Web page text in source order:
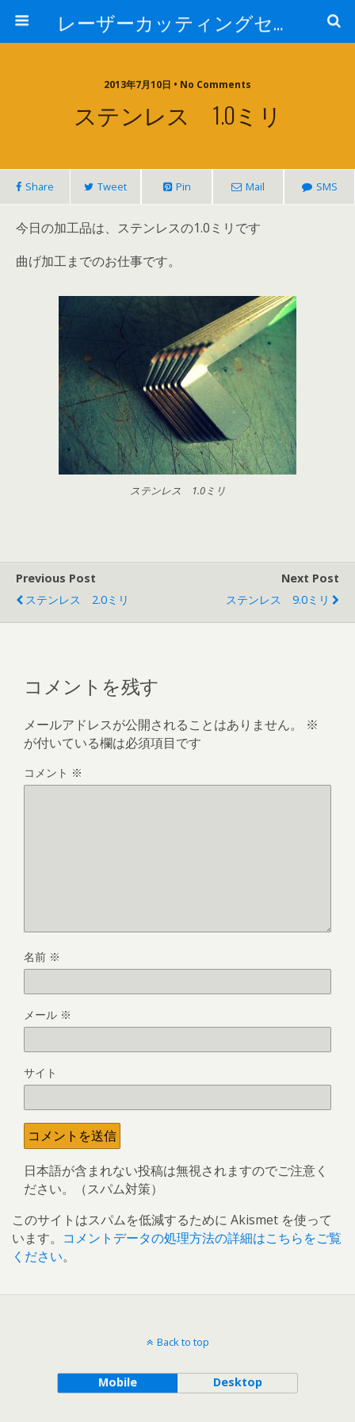
レーザーカッティングセンター 株式会社 中本鉄工所
2013年7月10日 • No Comments
ステンレス 1.0ミリ
Share Tweet Pin Mail SMS
今日の加工品は、ステンレスの1.0ミリです
曲げ加工までのお仕事です。
ステンレス 1.0ミリ
Previous Post
ステンレス 2.0ミリ
Next Post
ステンレス 9.0ミリ
コメントを残す
メールアドレスが公開されることはありません。
※
が付いている欄は必須項目です
コメント ※
名前 ※
メール ※
サイト
日本語が含まれない投稿は無視されますのでご注意く
ださい。（スパム対策）
このサイトはスパムを低減するために Akismet を使って
います。 コメントデータの処理方法の詳細はこちらをご覧
ください。
Back to top
Mobile Desktop